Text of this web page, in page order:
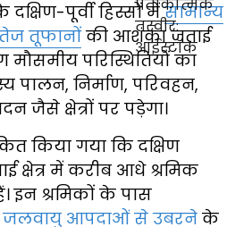
पूर्वी हिस्सों मेंसामान्य
तूफानों की आशंका जताई
परिस्थितियों का
पालन, निर्माण, परिवहन,
जैसे क्षेत्रों पर पड़ेगा।
किया गया कि दक्षिण
क्षेत्र में करीब आधे श्रमिक
इन श्रमिकों के पास
जलवायु आपदाओं से उबरने के